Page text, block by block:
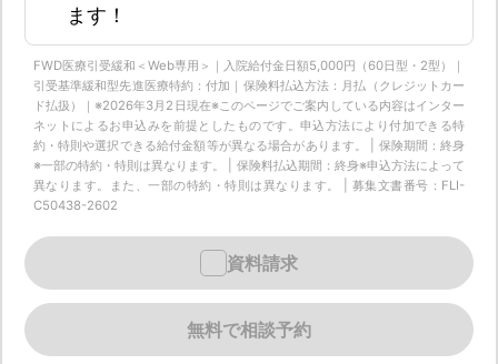
ます！
FWD医療引受緩和＜Web専用＞｜入院給付金日額5,000円（60日型・2型）｜
引受基準緩和型先進医療特約：付加｜保険料払込方法：月払（クレジットカー
ド払扱）｜※2026年3月2日現在※このページでご案内している内容はインター
ネットによるお申込みを前提としたものです。申込方法により付加できる特
約・特則や選択できる給付金額等が異なる場合があります。 | 保険期間：終身
※一部の特約・特則は異なります。 | 保険料払込期間：終身※申込方法によって
異なります。また、一部の特約・特則は異なります。 | 募集文書番号：FLI-
C50438-2602
無料で相談予約
資料請求